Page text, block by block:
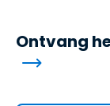
Ontvang